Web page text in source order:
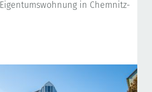
Eigentumswohnung in Chemnitz-